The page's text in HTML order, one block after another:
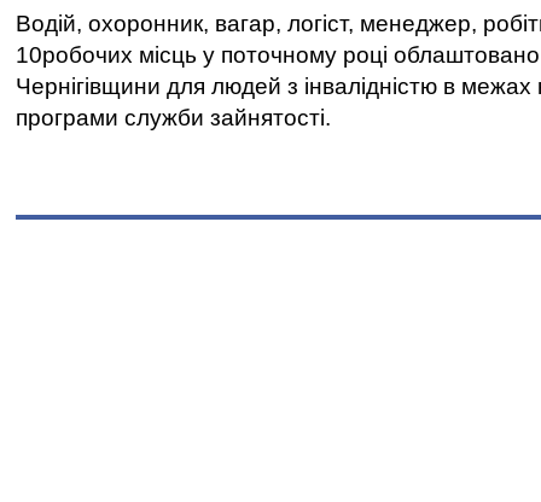
Водій, охоронник, вагар, логіст, менеджер,
10робочих місць у поточному році
Чернігівщини для людей з інвалідністю в межах
програми служби зайнятості.